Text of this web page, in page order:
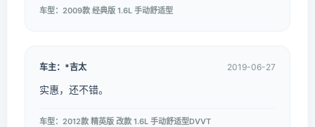
车型：2009款 经典版 1.6L 手动舒适型
车主：*吉太 2019-06-27
实惠，还不错。
车型：2012款 精英版 改款 1.6L 手动舒适型DVVT